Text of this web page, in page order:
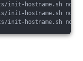
hostname.sh
hostname.sh
hostname.sh